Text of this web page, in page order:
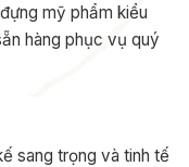
mỹ phẩm kiểu
hàng phục vụ quý
sang trọng và tinh tế